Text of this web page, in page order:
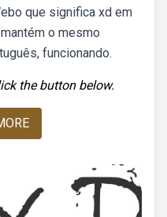
que significa xd em
o mesmo
funcionando.
the button below.